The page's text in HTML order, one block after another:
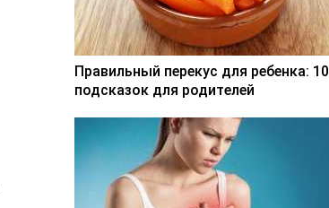
Правильный перекус для ребенка: 10
подсказок для родителей